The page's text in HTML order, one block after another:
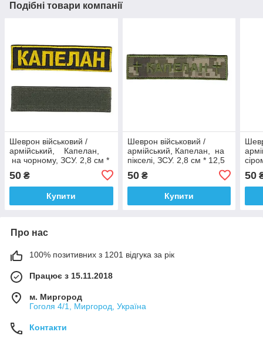
Подібні товари компанії
Шеврон військовий /
армійський, Капелан,
на чорному, ЗСУ. 2,8 см *
50 ₴
Купити
Шеврон військовий /
армійський, Капелан, на
пікселі, ЗСУ. 2,8 см * 12,5
50₴
Купити
50
Про нас
100% позитивних з 1201 відгука за рік
Працює з 15.11.2018
м. Миргород
Гоголя 4/1, Миргород, Україна
Контакти